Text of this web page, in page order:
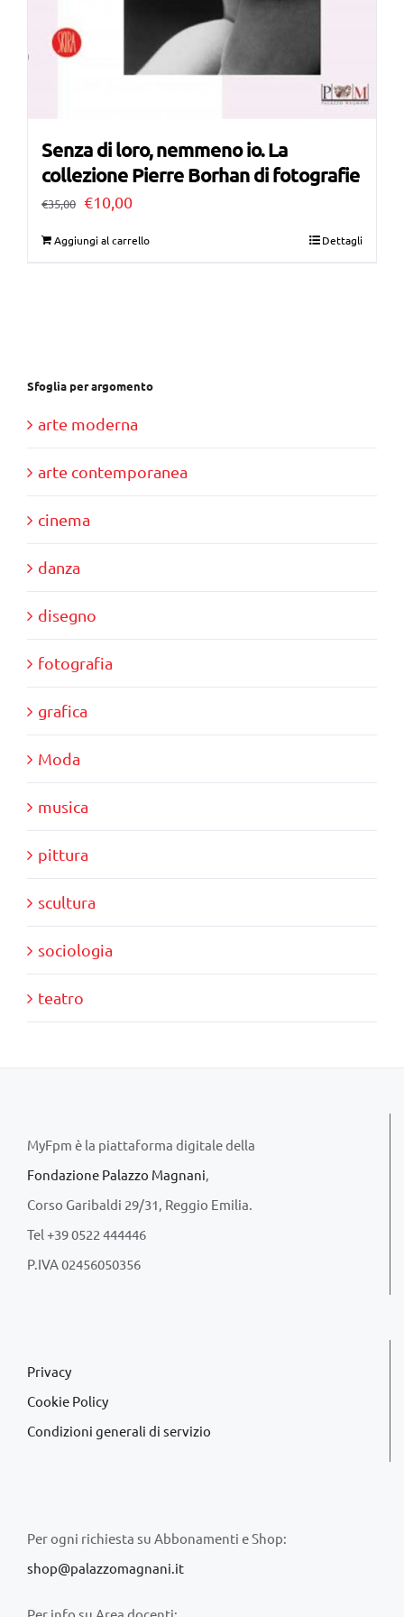
Senza di loro, nemmeno io. La
collezione Pierre Borhan di fotografie
€35,00 Il
€10,00Il
Aggiungi al carrello Dettagli
Sfoglia per argomento
arte moderna
arte contemporanea
cinema
danza
disegno
fotografia
grafica
Moda
musica
pittura
scultura
sociologia
teatro
MyFpm è la piattaforma digitale della
Fondazione Palazzo Magnani,
Corso Garibaldi 29/31, Reggio Emilia.
Tel +39 0522 444446
P.IVA 02456050356
Privacy
Cookie Policy
Condizioni generali di servizio
Per ogni richiesta su Abbonamenti e Shop:
shop@palazzomagnani.it